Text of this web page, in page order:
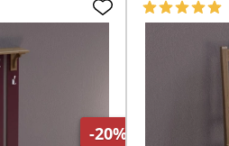
-20%